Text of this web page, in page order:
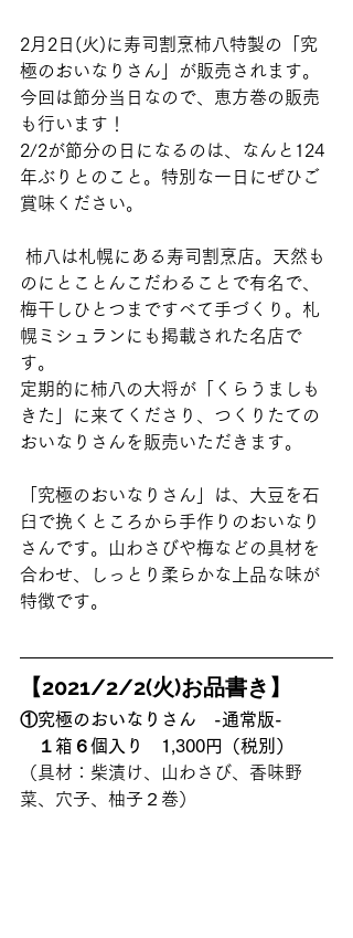
2月2日(火)に寿司割烹柿八特製の「究
極のおいなりさん」が販売されます。
今回は節分当日なので、恵方巻の販売
も行います！
2/2が節分の日になるのは、なんと124
年ぶりとのこと。特別な一日にぜひご
賞味ください。
のにとことんこだわることで有名で、
梅干しひとつまですべて手づくり。札
幌ミシュランにも掲載された名店で
す。
定期的に柿八の大将が「くらうましも
きた」に来てくださり、つくりたての
おいなりさんを販売いただきます。
「究極のおいなりさん」は、大豆を石
臼で挽くところから手作りのおいなり
さんです。山わさびや梅などの具材を
合わせ、しっとり柔らかな上品な味が
特徴です。
【2021/2/2(火)お品書き】
①究極のおいなりさん　-通常版-
１箱６個入り　1,300円（税別）
（具材：柴漬け、山わさび、香味野
菜、穴子、柚子２巻）